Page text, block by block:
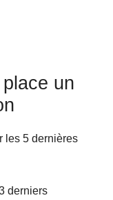
un
les 5 dernières
derniers